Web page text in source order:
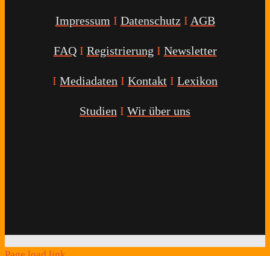
Impressum I Datenschutz I AGB
FAQ I Registrierung I Newsletter
I Mediadaten I Kontakt I Lexikon
Studien I Wir über uns